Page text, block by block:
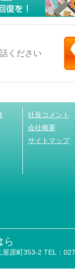
ください
社長コメント
会社概要
サイトマップ
ら
原町353-2 TEL：